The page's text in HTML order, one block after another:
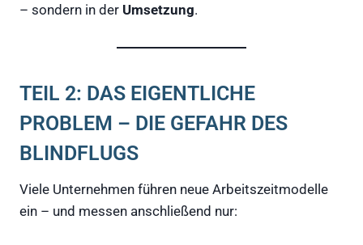
– sondern in der Umsetzung.
TEIL 2: DAS EIGENTLICHE
PROBLEM – DIE GEFAHR DES
BLINDFLUGS
Viele Unternehmen führen neue Arbeitszeitmodelle
ein – und messen anschließend nur: